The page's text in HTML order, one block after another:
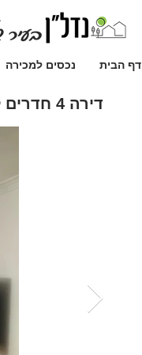
דף הבית נכסים למכירה
דירה 4 חדרים למכירה בנתניה